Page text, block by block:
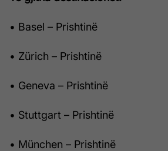
• Basel – Prishtinë
• Zürich – Prishtinë
• Geneva – Prishtinë
• Stuttgart – Prishtinë
• München – Prishtinë